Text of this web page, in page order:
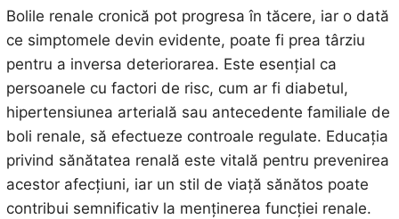
Bolile renale cronică pot progresa în tăcere, iar o dată
ce simptomele devin evidente, poate fi prea târziu
pentru a inversa deteriorarea. Este esențial ca
persoanele cu factori de risc, cum ar fi diabetul,
hipertensiunea arterială sau antecedente familiale de
boli renale, să efectueze controale regulate. Educația
privind sănătatea renală este vitală pentru prevenirea
acestor afecțiuni, iar un stil de viață sănătos poate
contribui semnificativ la menținerea funcției renale.